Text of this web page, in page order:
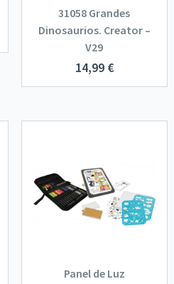
31058 Grandes
Dinosaurios. Creator –
V29
14,99 €
Panel de Luz